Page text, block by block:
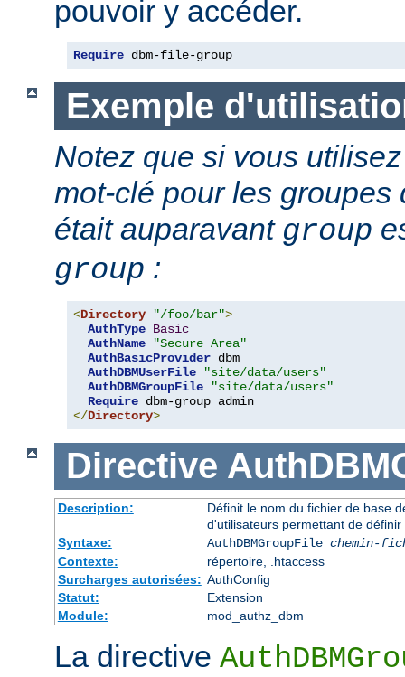
pouvoir y accéder.
Require dbm-file-group
Exemple
Notez que si vous
mot-clé pour les groupes
était auparavant group
group :
<Directory "/foo/bar">
AuthType Basic
AuthName
"Secure Area"
AuthBasicProvider dbm
AuthDBMUserFile
"site/data/users"
AuthDBMGroupFile
"site/data/users"
Require
</Directory>
Directive
Description:
Définit le nom du fichier de base
d'utilisateurs permettant de
Syntaxe:
AuthDBMGroupFile chemin-
Contexte:
répertoire, .htaccess
Surcharges autorisées: AuthConfig
Statut:
Extension
Module:
mod_authz_dbm
La directive